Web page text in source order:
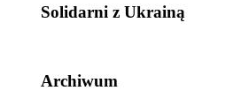
Solidarni z Ukrainą
Archiwum